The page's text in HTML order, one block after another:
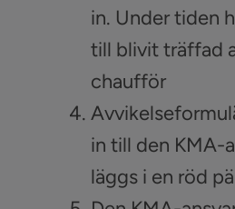
in. Under tiden
till blivit träffad
chaufför
in till den KMA-
läggs i en röd